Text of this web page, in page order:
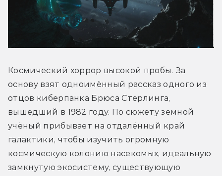
Космический хоррор высокой пробы. За
основу взят одноимённый рассказ одного из
отцов киберпанка Брюса Стерлинга,
вышедший в 1982 году. По сюжету земной
учёный прибывает на отдалённый край
галактики, чтобы изучить огромную
космическую колонию насекомых, идеальную
замкнутую экосистему, существующую